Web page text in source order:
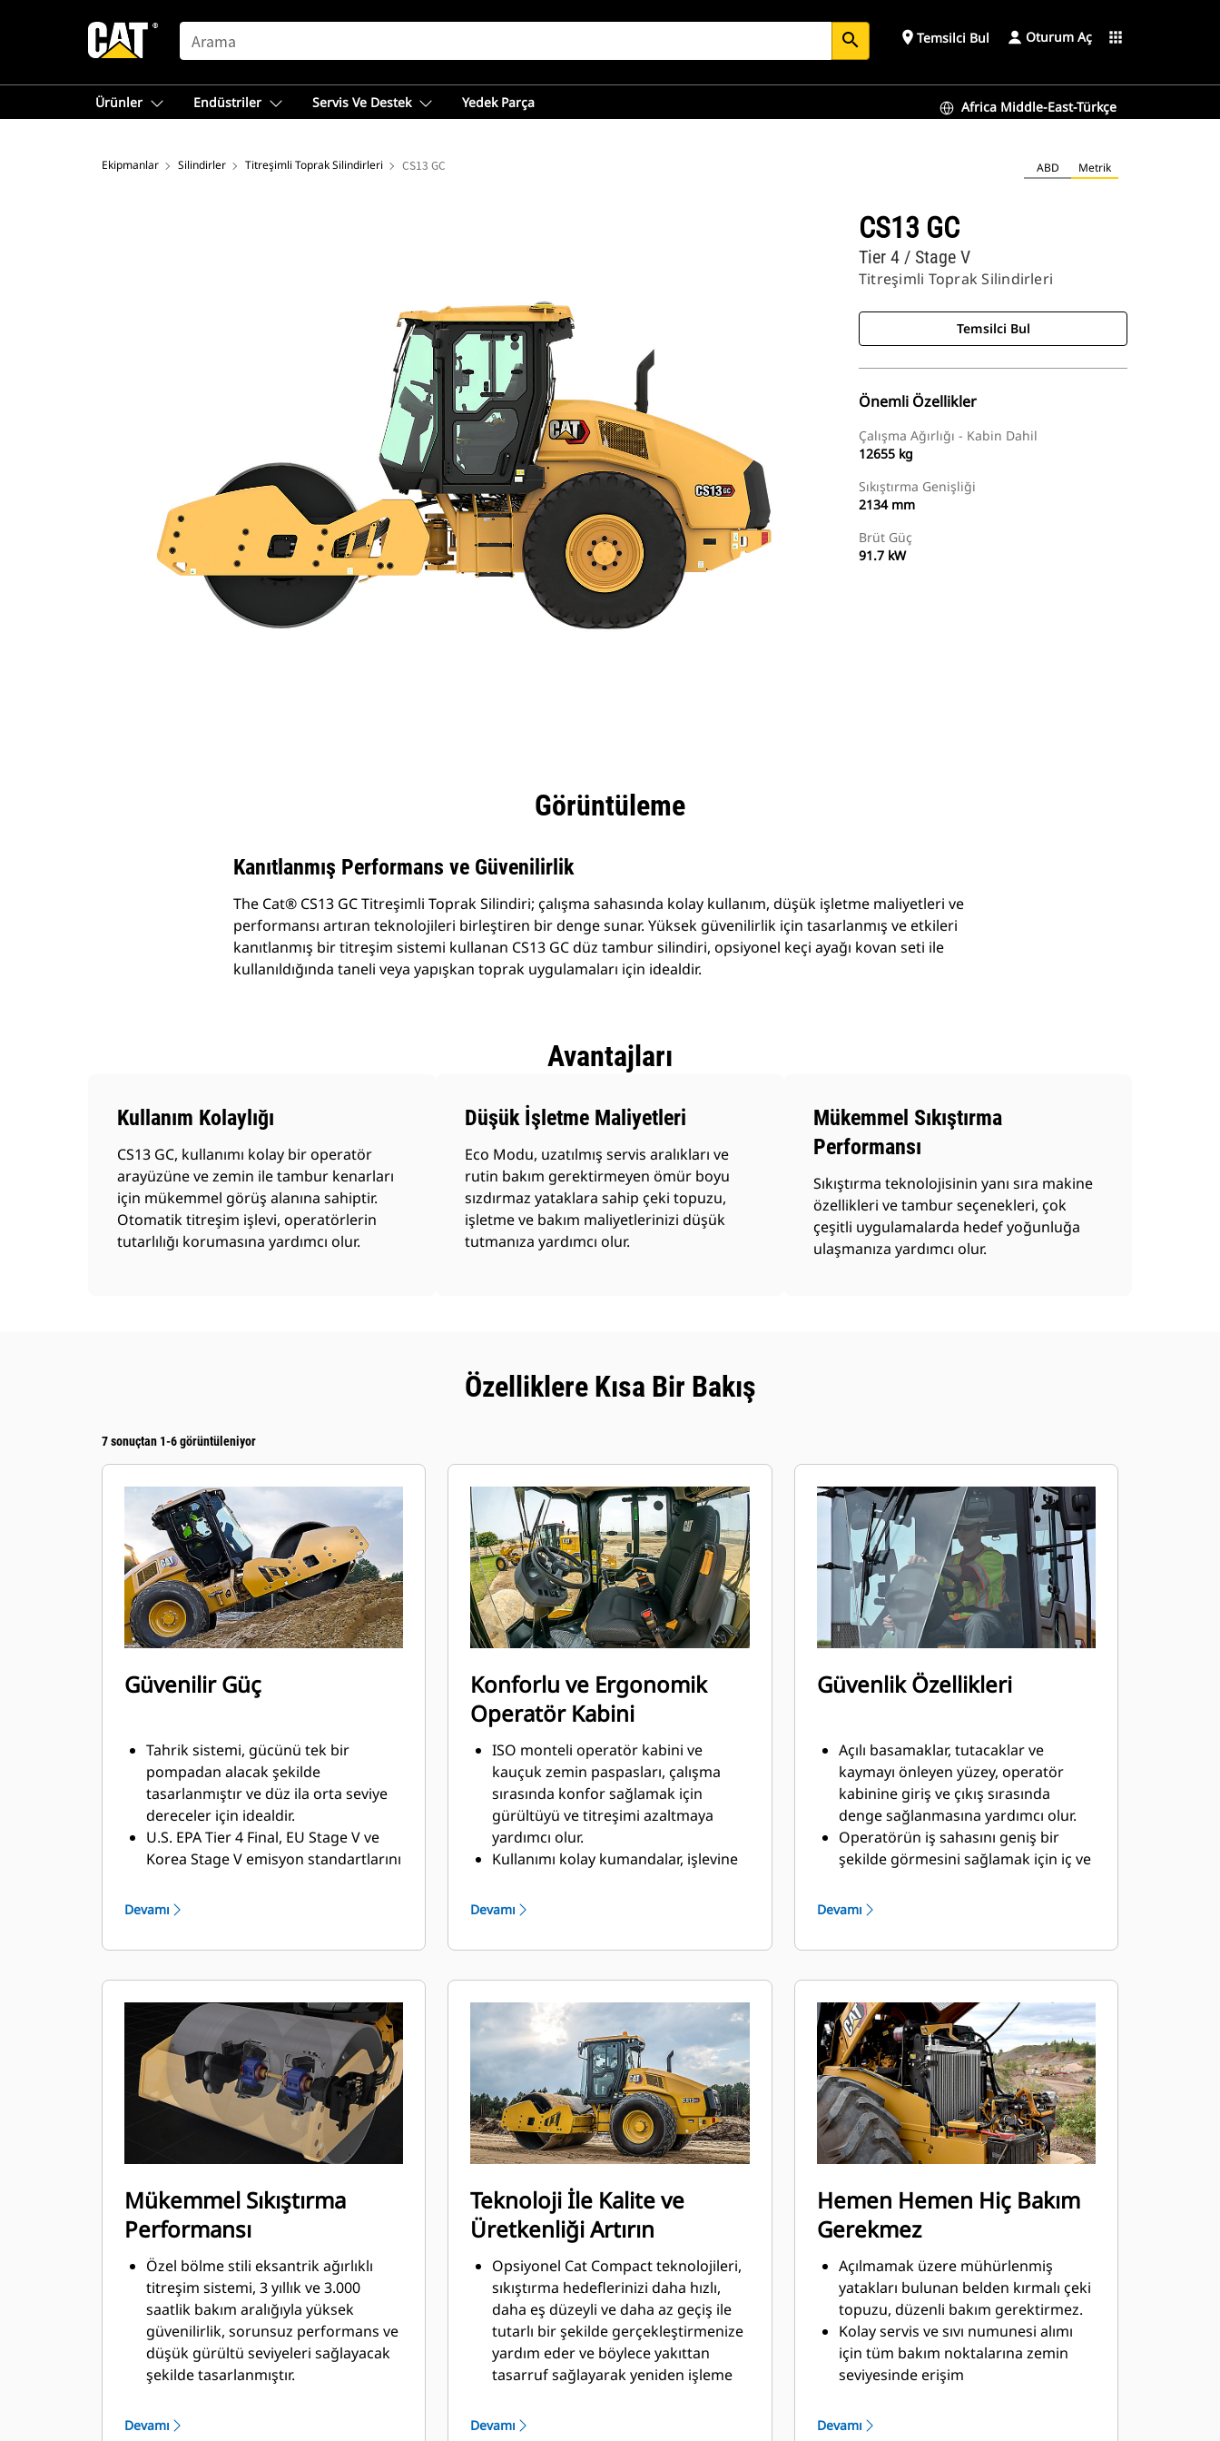
SEARCH search place Temsilci Bul Oturum Aç apps
Ürünler Endüstriler Servis Ve Destek Yedek Parça Africa Middle-East-Türkçe
Ekipmanlar Silindirler Titreşimli Toprak Silindirleri CS13 GC ABD Metrik
CS13 GC
Titreşimli Toprak Silindirleri
Tier 4 / Stage V
Temsilci Bul
Önemli Özellikler
Çalışma Ağırlığı - Kabin Dahil
12655 kg
Sıkıştırma Genişliği
2134 mm
Brüt Güç
91.7 kW
Görüntüleme
Kanıtlanmış Performans ve Güvenilirlik
The Cat® CS13 GC Titreşimli Toprak Silindiri; çalışma sahasında kolay kullanım, düşük işletme maliyetleri ve
performansı artıran teknolojileri birleştiren bir denge sunar. Yüksek güvenilirlik için tasarlanmış ve etkileri
kanıtlanmış bir titreşim sistemi kullanan CS13 GC düz tambur silindiri, opsiyonel keçi ayağı kovan seti ile
kullanıldığında taneli veya yapışkan toprak uygulamaları için idealdir.
Avantajları
Kullanım Kolaylığı
CS13 GC, kullanımı kolay bir operatör
arayüzüne ve zemin ile tambur kenarları
için mükemmel görüş alanına sahiptir.
Otomatik titreşim işlevi, operatörlerin
tutarlılığı korumasına yardımcı olur.
Düşük İşletme Maliyetleri
Eco Modu, uzatılmış servis aralıkları ve
rutin bakım gerektirmeyen ömür boyu
sızdırmaz yataklara sahip çeki topuzu,
işletme ve bakım maliyetlerinizi düşük
tutmanıza yardımcı olur.
Mükemmel Sıkıştırma
Performansı
Sıkıştırma teknolojisinin yanı sıra makine
özellikleri ve tambur seçenekleri, çok
çeşitli uygulamalarda hedef yoğunluğa
ulaşmanıza yardımcı olur.
Özelliklere Kısa Bir Bakış
7 sonuçtan 1-6 görüntüleniyor
Güvenilir Güç
Tahrik sistemi, gücünü tek bir
pompadan alacak şekilde
tasarlanmıştır ve düz ila orta seviye
dereceler için idealdir.
U.S. EPA Tier 4 Final, EU Stage V ve
Korea Stage V emisyon standartlarını
alır.
yardımcı olacak şekilde motor devrini
Zamanlayıcısı, makineyi önceden
ayarlanan bir rölanti süresinden
sonra kapatarak yakıt tüketimini ve
gereksiz rölanti süresini azaltır.
Devamı
Konforlu ve Ergonomik
Operatör Kabini
ISO monteli operatör kabini ve
kauçuk zemin paspasları, çalışma
sırasında konfor sağlamak için
gürültüyü ve titreşimi azaltmaya
yardımcı olur.
Kullanımı kolay kumandalar, işlevine
ekranla operatörler makine
Koltuk, kolçak ve direksiyon kolonu,
Operatörler, standart donanımlı bir
ROPS/FOPS güneşlik veya menteşeli
cam pencereli, opsiyonel iklim
kontrollü ROPS/FOPS kabin ile hava
koşullarından korunur.
Operatörün konforunu artırmak için
kabin yapılandırmaları, lüks yüksek
sırtlı hava süspansiyonlu koltuğa
yükseltilebilir.
Devamı
Güvenlik Özellikleri
Açılı basamaklar, tutacaklar ve
kaymayı önleyen yüzey, operatör
kabinine giriş ve çıkış sırasında
denge sağlanmasına yardımcı olur.
Operatörün iş sahasını geniş bir
şekilde görmesini sağlamak için iç ve
Daha eksiksiz operatör kontrolü ve
dokunmatik ekranı bulunan
Opsiyonel operatör algılama koltuk
sensörü ve emniyet kemeri anahtarı.
Devamı
Mükemmel Sıkıştırma
Performansı
Özel bölme stili eksantrik ağırlıklı
titreşim sistemi, 3 yıllık ve 3.000
saatlik bakım aralığıyla yüksek
güvenilirlik, sorunsuz performans ve
düşük gürültü seviyeleri sağlayacak
şekilde tasarlanmıştır.
genişlikler.
Devamı
Teknoloji İle Kalite ve
Üretkenliği Artırın
Opsiyonel Cat Compact teknolojileri,
sıkıştırma hedeflerinizi daha hızlı,
daha eş düzeyli ve daha az geçiş ile
tutarlı bir şekilde gerçekleştirmenize
yardım eder ve böylece yakıttan
tasarruf sağlayarak yeniden işleme
Özel Makine Tahrik Gücü (MDP),
Devamı
Hemen Hemen Hiç Bakım
Gerekmez
Açılmamak üzere mühürlenmiş
yatakları bulunan belden kırmalı çeki
topuzu, düzenli bakım gerektirmez.
Kolay servis ve sıvı numunesi alımı
için tüm bakım noktalarına zemin
seviyesinde erişim
eksantrik muhafazası ve hidrolik yağı
Devamı